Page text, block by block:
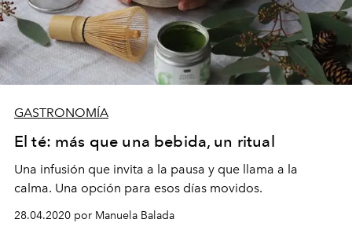
GASTRONOMÍA
El té: más que una bebida, un ritual
Una infusión que invita a la pausa y que llama a la
calma. Una opción para esos días movidos.
28.04.2020 por Manuela Balada